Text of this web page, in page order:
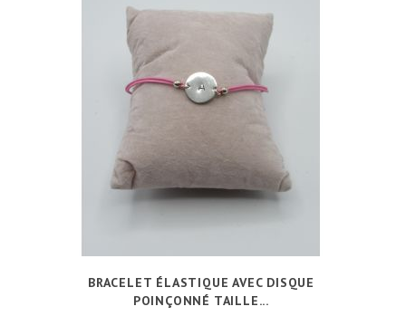
BRACELET ÉLASTIQUE AVEC DISQUE
POINÇONNÉ TAILLE...